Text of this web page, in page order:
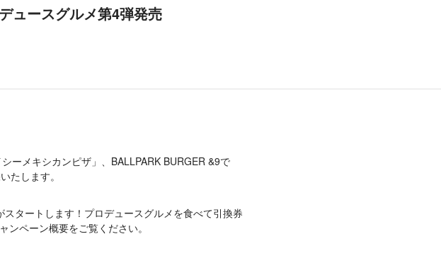
ュースグルメ第4弾発売
ーメキシカンピザ」、BALLPARK BURGER &9で
たします。
タートします！プロデュースグルメを食べて引換券
ペーン概要をご覧ください。